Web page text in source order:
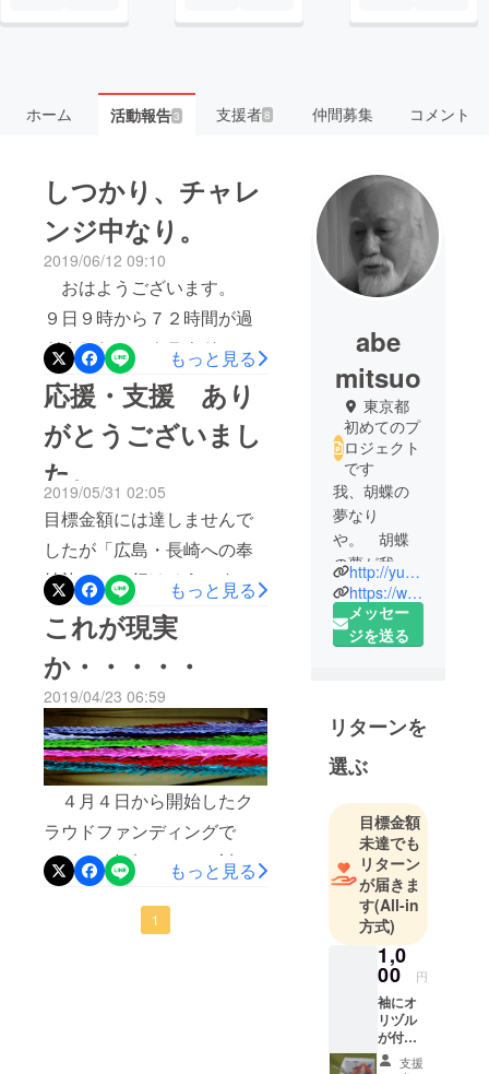
ホーム 活動報告3 支援者8 仲間募集 コメント
しつかり、チャレ
ンジ中なり。
2019/06/12 09:10
おはようございます。
９日９時から７２時間が過
ぎました。 クラウドファ
ンディングの「千羽鶴。最
速・最高齢の奉納祈願旅」
へのチャレンジが終了しま
した。 初期目標の５０万
円が集まらない中、チト変
更してトライしてみまし
た。 結果、約６００羽弱
の鶴を折ることが出来まし
た。 でも、実質４２時間
稼働ですので、まだ３０時
間残っております。 広
島・長崎への奉納旅の旅費
相当分８万円が集まってお
りますので、チャレンジ続
行宣言です。
もっと見る
応援・支援 あり
がとうございまし
た。
2019/05/31 02:05
目標金額には達しませんで
したが「広島・長崎への奉
納旅」へは行けそうです。
なれど、広島用の72時間
チャレンジはこれからなの
です。9日朝９時からの開始
予定です。生配信は出来ま
せんがブログ等で随時アッ
プするつもりですので、適
当に覗きに来てください
な。 オイラブロ
グ
http://yuusuke320.blog115.fc
もっと見る
これが現実
か・・・・・
2019/04/23 06:59
４月４日から開始したク
ラウドファンディングで
す。 目標額５０万に対
し、わずか数万円しか集
まっておりません。 見知
もっと見る
1
abe
mitsuo
東京都
初めてのプ
ロジェクト
です
我、胡蝶の
夢なり
や。 胡蝶
の夢が我な
りや。
http://yuusuke320.blog115.fc2.com/
https://www.facebook.com/people/Yuusuke-Abe/100009742536810
メッセー
ジを送る
リターンを
選ぶ
目標金額
未達でも
リターン
が届きま
す(All-in
方式)
1,0
00 円
袖にオ
リヅル
が付い
た白い
支援